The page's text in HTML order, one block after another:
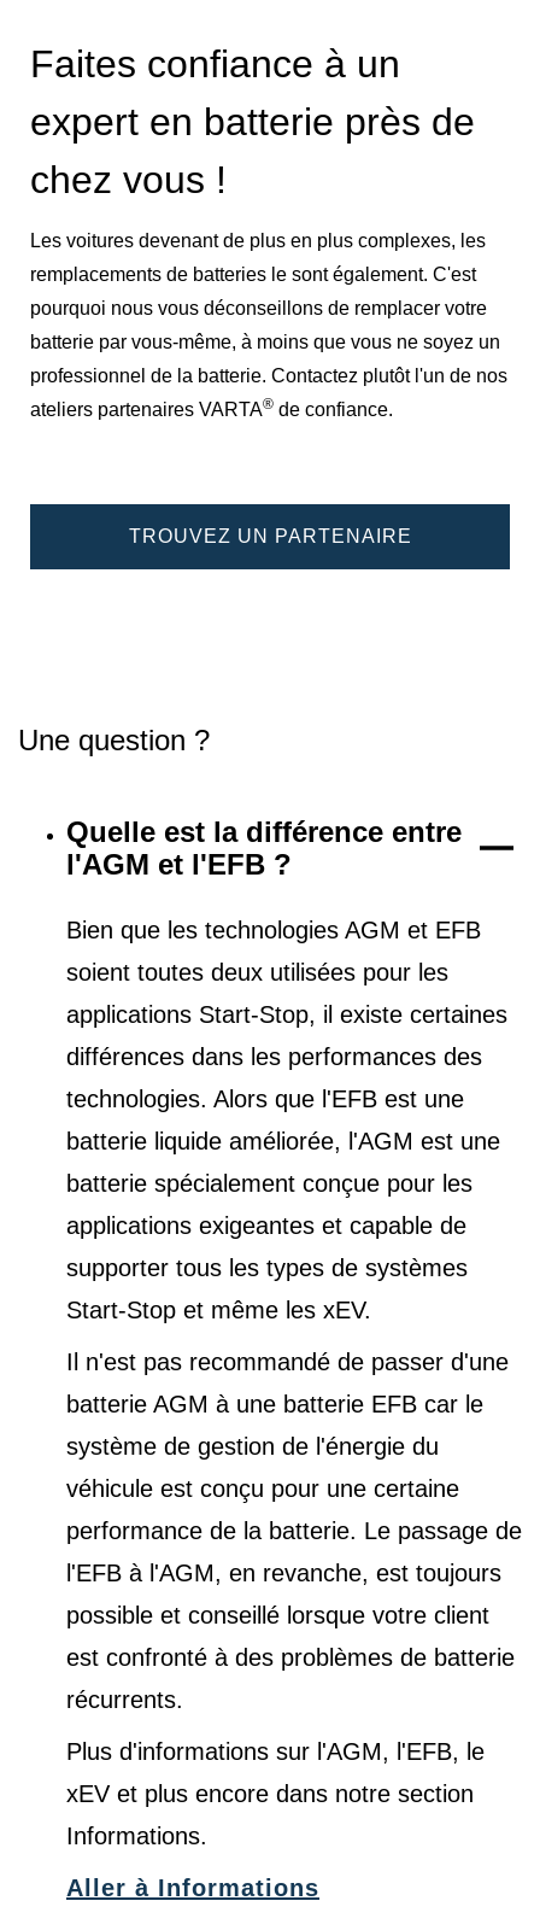
Faites confiance à un
expert en batterie près de
chez vous !
Les voitures devenant de plus en plus complexes, les
remplacements de batteries le sont également. C'est
pourquoi nous vous déconseillons de remplacer votre
batterie par vous-même, à moins que vous ne soyez un
professionnel de la batterie. Contactez plutôt l'un de nos
ateliers partenaires VARTA® de confiance.
TROUVEZ UN PARTENAIRE
Une question ?
Quelle est la différence entre
l'AGM et l'EFB ?
Bien que les technologies AGM et EFB
soient toutes deux utilisées pour les
applications Start-Stop, il existe certaines
différences dans les performances des
technologies. Alors que l'EFB est une
batterie liquide améliorée, l'AGM est une
batterie spécialement conçue pour les
applications exigeantes et capable de
supporter tous les types de systèmes
Start-Stop et même les xEV.
Il n'est pas recommandé de passer d'une
batterie AGM à une batterie EFB car le
système de gestion de l'énergie du
véhicule est conçu pour une certaine
performance de la batterie. Le passage de
l'EFB à l'AGM, en revanche, est toujours
possible et conseillé lorsque votre client
est confronté à des problèmes de batterie
récurrents.
Plus d'informations sur l'AGM, l'EFB, le
xEV et plus encore dans notre section
Informations.
Aller à Informations